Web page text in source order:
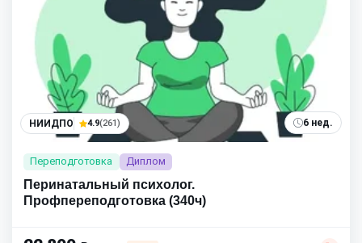
НИИДПО 4.9(261) 6 нед.
Переподготовка Диплом
Перинатальный психолог.
Профпереподготовка (340ч)